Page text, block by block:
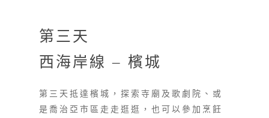
第三天
西海岸線 – 檳城
第三天抵達檳城，探索寺廟及歌劇院、或
是喬治亞市區走走逛逛，也可以參加烹飪